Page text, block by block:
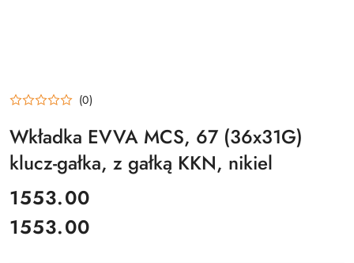
(0)
Wkładka EVVA MCS, 67 (36x31G)
klucz-gałka, z gałką KKN, nikiel
cena:
1553.00
Cena:
1553.00